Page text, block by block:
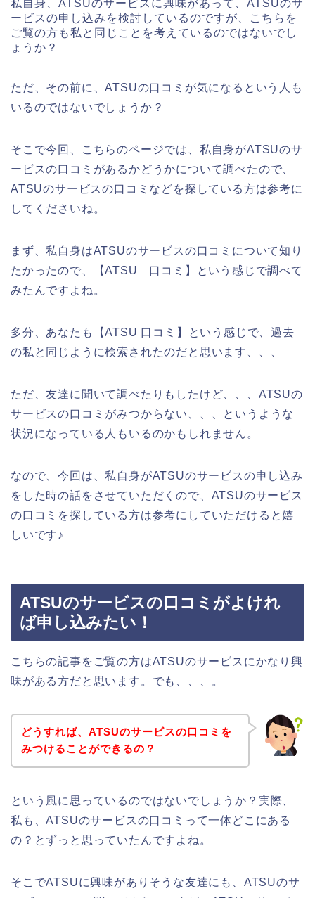
私自身、ATSUのサービスに興味があって、ATSUのサ
ービスの申し込みを検討しているのですが、こちらを
ご覧の方も私と同じことを考えているのではないでし
ょうか？
ただ、その前に、ATSUの口コミが気になるという人も
いるのではないでしょうか？
そこで今回、こちらのページでは、私自身がATSUのサ
ービスの口コミがあるかどうかについて調べたので、
ATSUのサービスの口コミなどを探している方は参考に
してくださいね。
まず、私自身はATSUのサービスの口コミについて知り
たかったので、【ATSU 口コミ】という感じで調べて
みたんですよね。
多分、あなたも【ATSU 口コミ】という感じで、過去
の私と同じように検索されたのだと思います、、、
ただ、友達に聞いて調べたりもしたけど、、、ATSUの
サービスの口コミがみつからない、、、というような
状況になっている人もいるのかもしれません。
なので、今回は、私自身がATSUのサービスの申し込み
をした時の話をさせていただくので、ATSUのサービス
の口コミを探している方は参考にしていただけると嬉
しいです♪
ATSUのサービスの口コミがよけれ
ば申し込みたい！
こちらの記事をご覧の方はATSUのサービスにかなり興
味がある方だと思います。でも、、、。
どうすれば、ATSUのサービスの口コミを
みつけることができるの？
という風に思っているのではないでしょうか？実際、
私も、ATSUのサービスの口コミって一体どこにある
の？とずっと思っていたんですよね。
そこでATSUに興味がありそうな友達にも、ATSUのサ